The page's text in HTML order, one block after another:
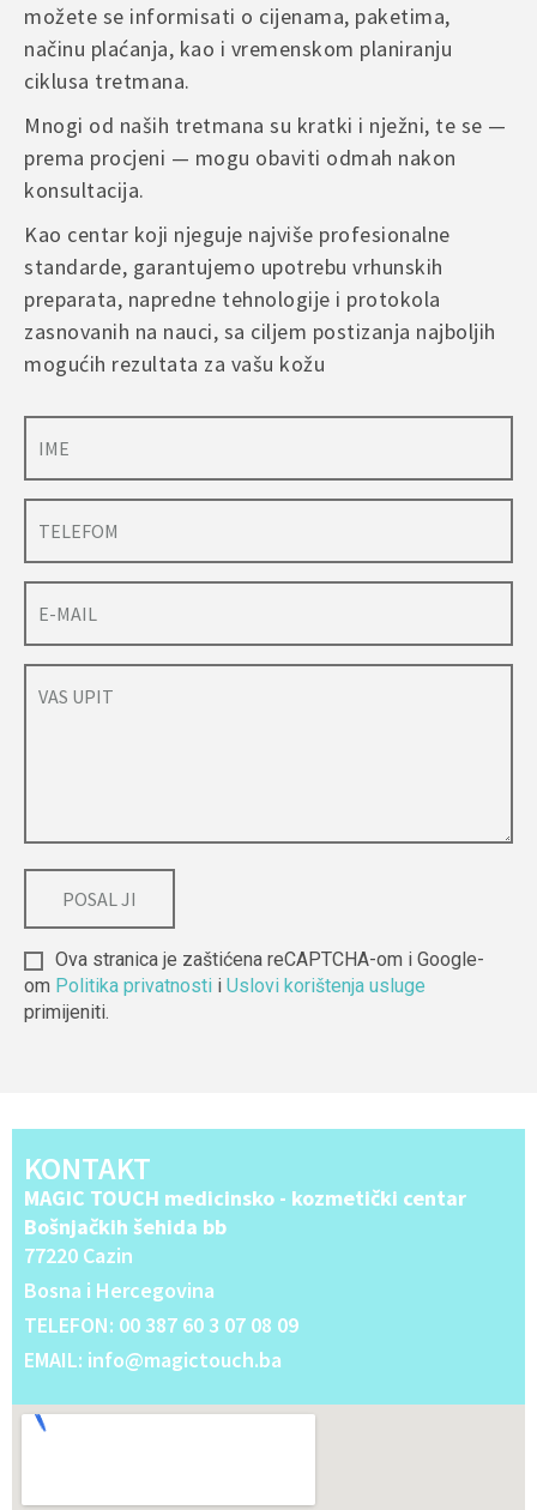
možete se informisati o cijenama, paketima,
načinu plaćanja, kao i vremenskom planiranju
ciklusa tretmana.
Mnogi od naših tretmana su kratki i nježni, te se —
prema procjeni — mogu obaviti odmah nakon
konsultacija.
Kao centar koji njeguje najviše profesionalne
standarde, garantujemo upotrebu vrhunskih
preparata, napredne tehnologije i protokola
zasnovanih na nauci, sa ciljem postizanja najboljih
mogućih rezultata za vašu kožu
Ova stranica je zaštićena reCAPTCHA-om i Google-
om Politika privatnosti i Uslovi korištenja usluge
primijeniti.
KONTAKT
MAGIC TOUCH medicinsko - kozmetički centar
Bošnjačkih šehida bb
77220 Cazin
Bosna i Hercegovina
TELEFON: 00 387 60 3 07 08 09
EMAIL: info@magictouch.ba